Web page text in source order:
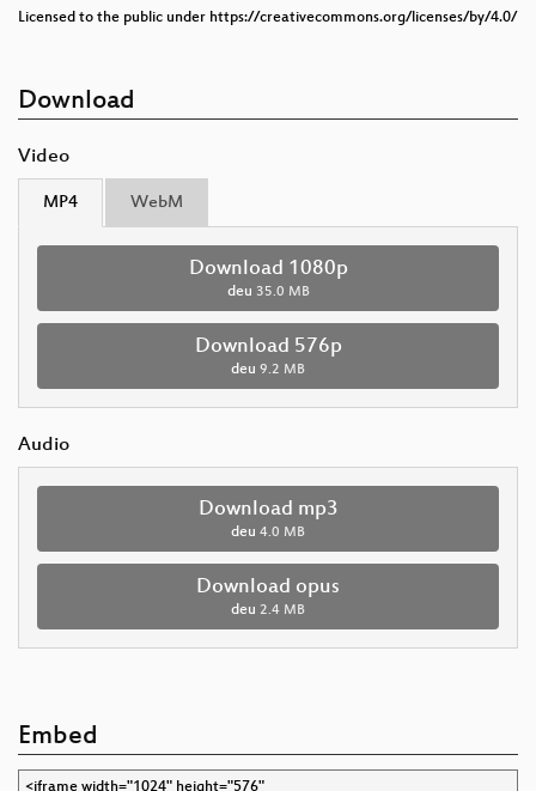
Licensed to the public under https://creativecommons.org/licenses/by/4.0/
Download
Video
MP4 WebM
Download 1080p
deu 35.0 MB
Download 576p
deu 9.2 MB
Audio
Download mp3
deu 4.0 MB
Download opus
deu 2.4 MB
Embed